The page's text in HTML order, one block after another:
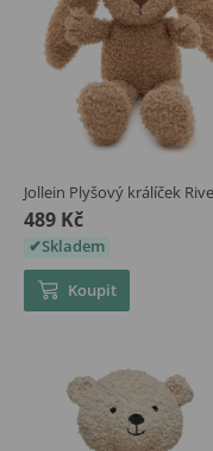
Jollein Plyšový králíček
489 Kč
Skladem
Koupit